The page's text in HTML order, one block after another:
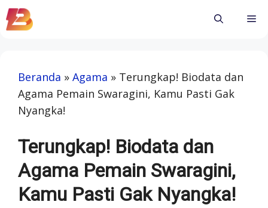
Skip
to
Beranda » Agama » Terungkap! Biodata dan
Agama Pemain Swaragini, Kamu Pasti Gak
Nyangka!
Terungkap! Biodata dan
Agama Pemain Swaragini,
Kamu Pasti Gak Nyangka!